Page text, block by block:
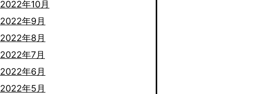
2022年10月
2022年9月
2022年8月
2022年7月
2022年6月
2022年5月